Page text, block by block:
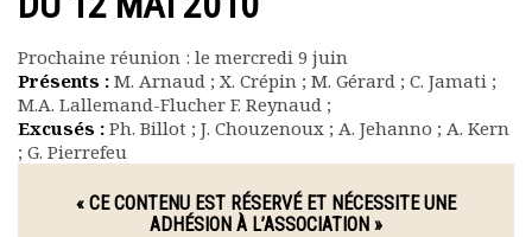
L’association
Qui sommes-nous ?
Présentation vidéo
Le bureau
Vie de l’association
Prochaine réunion : le mercredi 9 juin
Présents : M. Arnaud ; X. Crépin ; M. Gérard ; C. Jamati ;
M.A. Lallemand-Flucher F. Reynaud ;
Excusés : Ph. Billot ; J. Chouzenoux ; A. Jehanno ; A. Kern
; G. Pierrefeu
« CE CONTENU EST RÉSERVÉ ET NÉCESSITE UNE
ADHÉSION À L’ASSOCIATION »